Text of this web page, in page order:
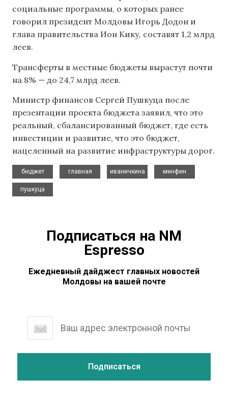
социальные программы, о которых ранее
говорил президент Молдовы Игорь Додон и
глава правительства Ион Кику, составят 1,2 млрд
леев.
Трансферты в местные бюджеты вырастут почти
на 8% — до 24,7 млрд леев.
Министр финансов Сергей Пушкуца после
презентации проекта бюджета заявил, что это
реальный, сбалансированный бюджет, где есть
инвестиции и развитие, что это бюджет,
нацеленный на развитие инфраструктуры дорог.
бюджет
главная
иваничкина
минфин
пушкуца
Подписаться на NM
Espresso
Ежедневный дайджест главных новостей
Молдовы на вашей почте